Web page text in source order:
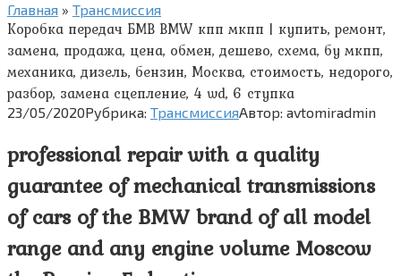
Главная » Трансмиссия
Коробка передач БМВ BMW кпп мкпп | купить, ремонт,
замена, продажа, цена, обмен, дешево, схема, бу мкпп,
механика, дизель, бензин, Москва, стоимость, недорого,
разбор, замена сцепление, 4 wd, 6 ступка
23/05/2020Рубрика: ТрансмиссияАвтор: avtomiradmin
professional repair with a quality
guarantee of mechanical transmissions
of cars of the BMW brand of all model
range and any engine volume Moscow